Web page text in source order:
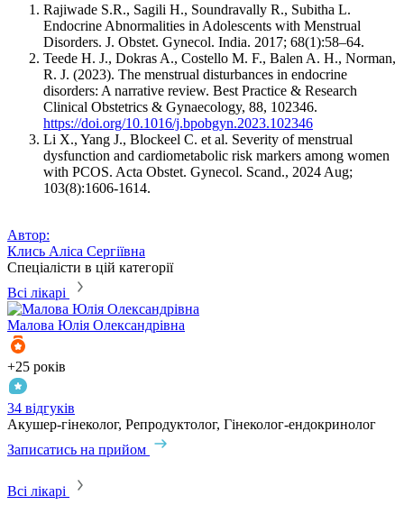
Rajiwade S.R., Sagili H., Soundravally R., Subitha L.
Endocrine Abnormalities in Adolescents with Menstrual
Disorders. J. Obstet. Gynecol. India. 2017; 68(1):58–64.
Teede H. J., Dokras A., Costello M. F., Balen A. H., Norman,
R. J. (2023). The menstrual disturbances in endocrine
disorders: A narrative review. Best Practice & Research
Clinical Obstetrics & Gynaecology, 88, 102346.
https://doi.org/10.1016/j.bpobgyn.2023.102346
Li X., Yang J., Blockeel C. et al. Severity of menstrual
dysfunction and cardiometabolic risk markers among women
with PCOS. Acta Obstet. Gynecol. Scand., 2024 Aug;
103(8):1606-1614.
Автор:
Клись Аліса Сергіївна
Спеціалісти в цій категорії
Всі лікарі
Малова Юлія Олександрівна
+25 років
34 відгуків
Акушер-гінеколог, Репродуктолог, Гінеколог-ендокринолог
Записатись на прийом
Всі лікарі